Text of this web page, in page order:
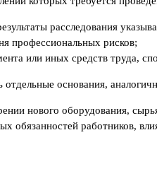
расследования
профессиональных рисков;
или иных средств труда,
основания,
нового оборудования,
обязанностей работников,